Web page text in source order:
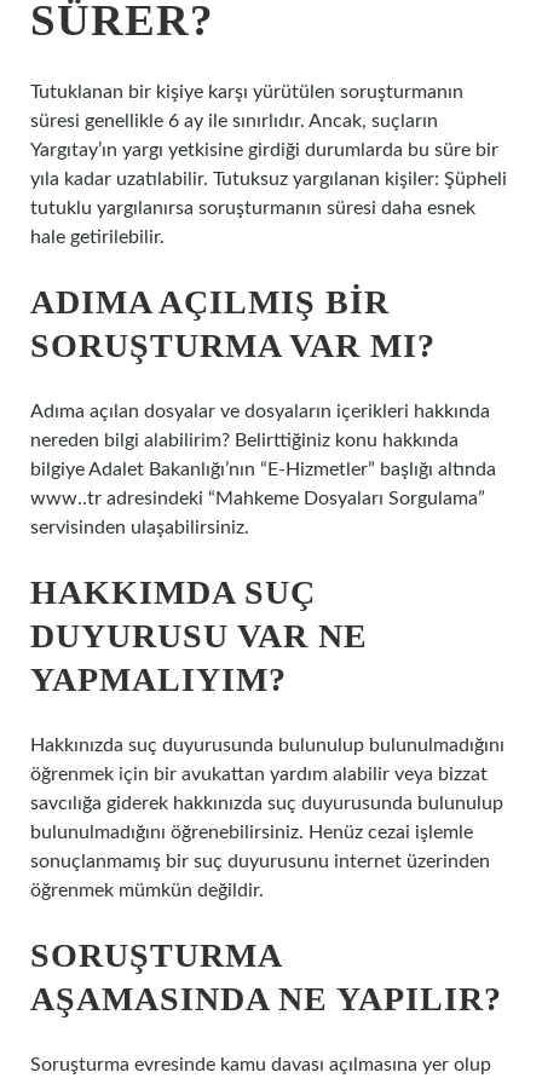
SÜRER?
Tutuklanan bir kişiye karşı yürütülen soruşturmanın
süresi genellikle 6 ay ile sınırlıdır. Ancak, suçların
Yargıtay’ın yargı yetkisine girdiği durumlarda bu süre bir
yıla kadar uzatılabilir. Tutuksuz yargılanan kişiler: Şüpheli
tutuklu yargılanırsa soruşturmanın süresi daha esnek
hale getirilebilir.
ADIMA AÇILMIŞ BIR
SORUŞTURMA VAR MI?
Adıma açılan dosyalar ve dosyaların içerikleri hakkında
nereden bilgi alabilirim? Belirttiğiniz konu hakkında
bilgiye Adalet Bakanlığı’nın “E-Hizmetler” başlığı altında
www..tr adresindeki “Mahkeme Dosyaları Sorgulama”
servisinden ulaşabilirsiniz.
HAKKIMDA SUÇ
DUYURUSU VAR NE
YAPMALIYIM?
Hakkınızda suç duyurusunda bulunulup bulunulmadığını
öğrenmek için bir avukattan yardım alabilir veya bizzat
savcılığa giderek hakkınızda suç duyurusunda bulunulup
bulunulmadığını öğrenebilirsiniz. Henüz cezai işlemle
sonuçlanmamış bir suç duyurusunu internet üzerinden
öğrenmek mümkün değildir.
SORUŞTURMA
AŞAMASINDA NE YAPILIR?
Soruşturma evresinde kamu davası açılmasına yer olup